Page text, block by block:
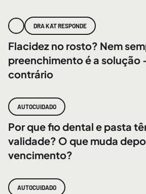
DRA KAT RESPONDE
Flacidez no rosto? Nem
preenchimento é a solução
contrário
AUTOCUIDADO
Por que fio dental e pasta
validade? O que muda
vencimento?
AUTOCUIDADO